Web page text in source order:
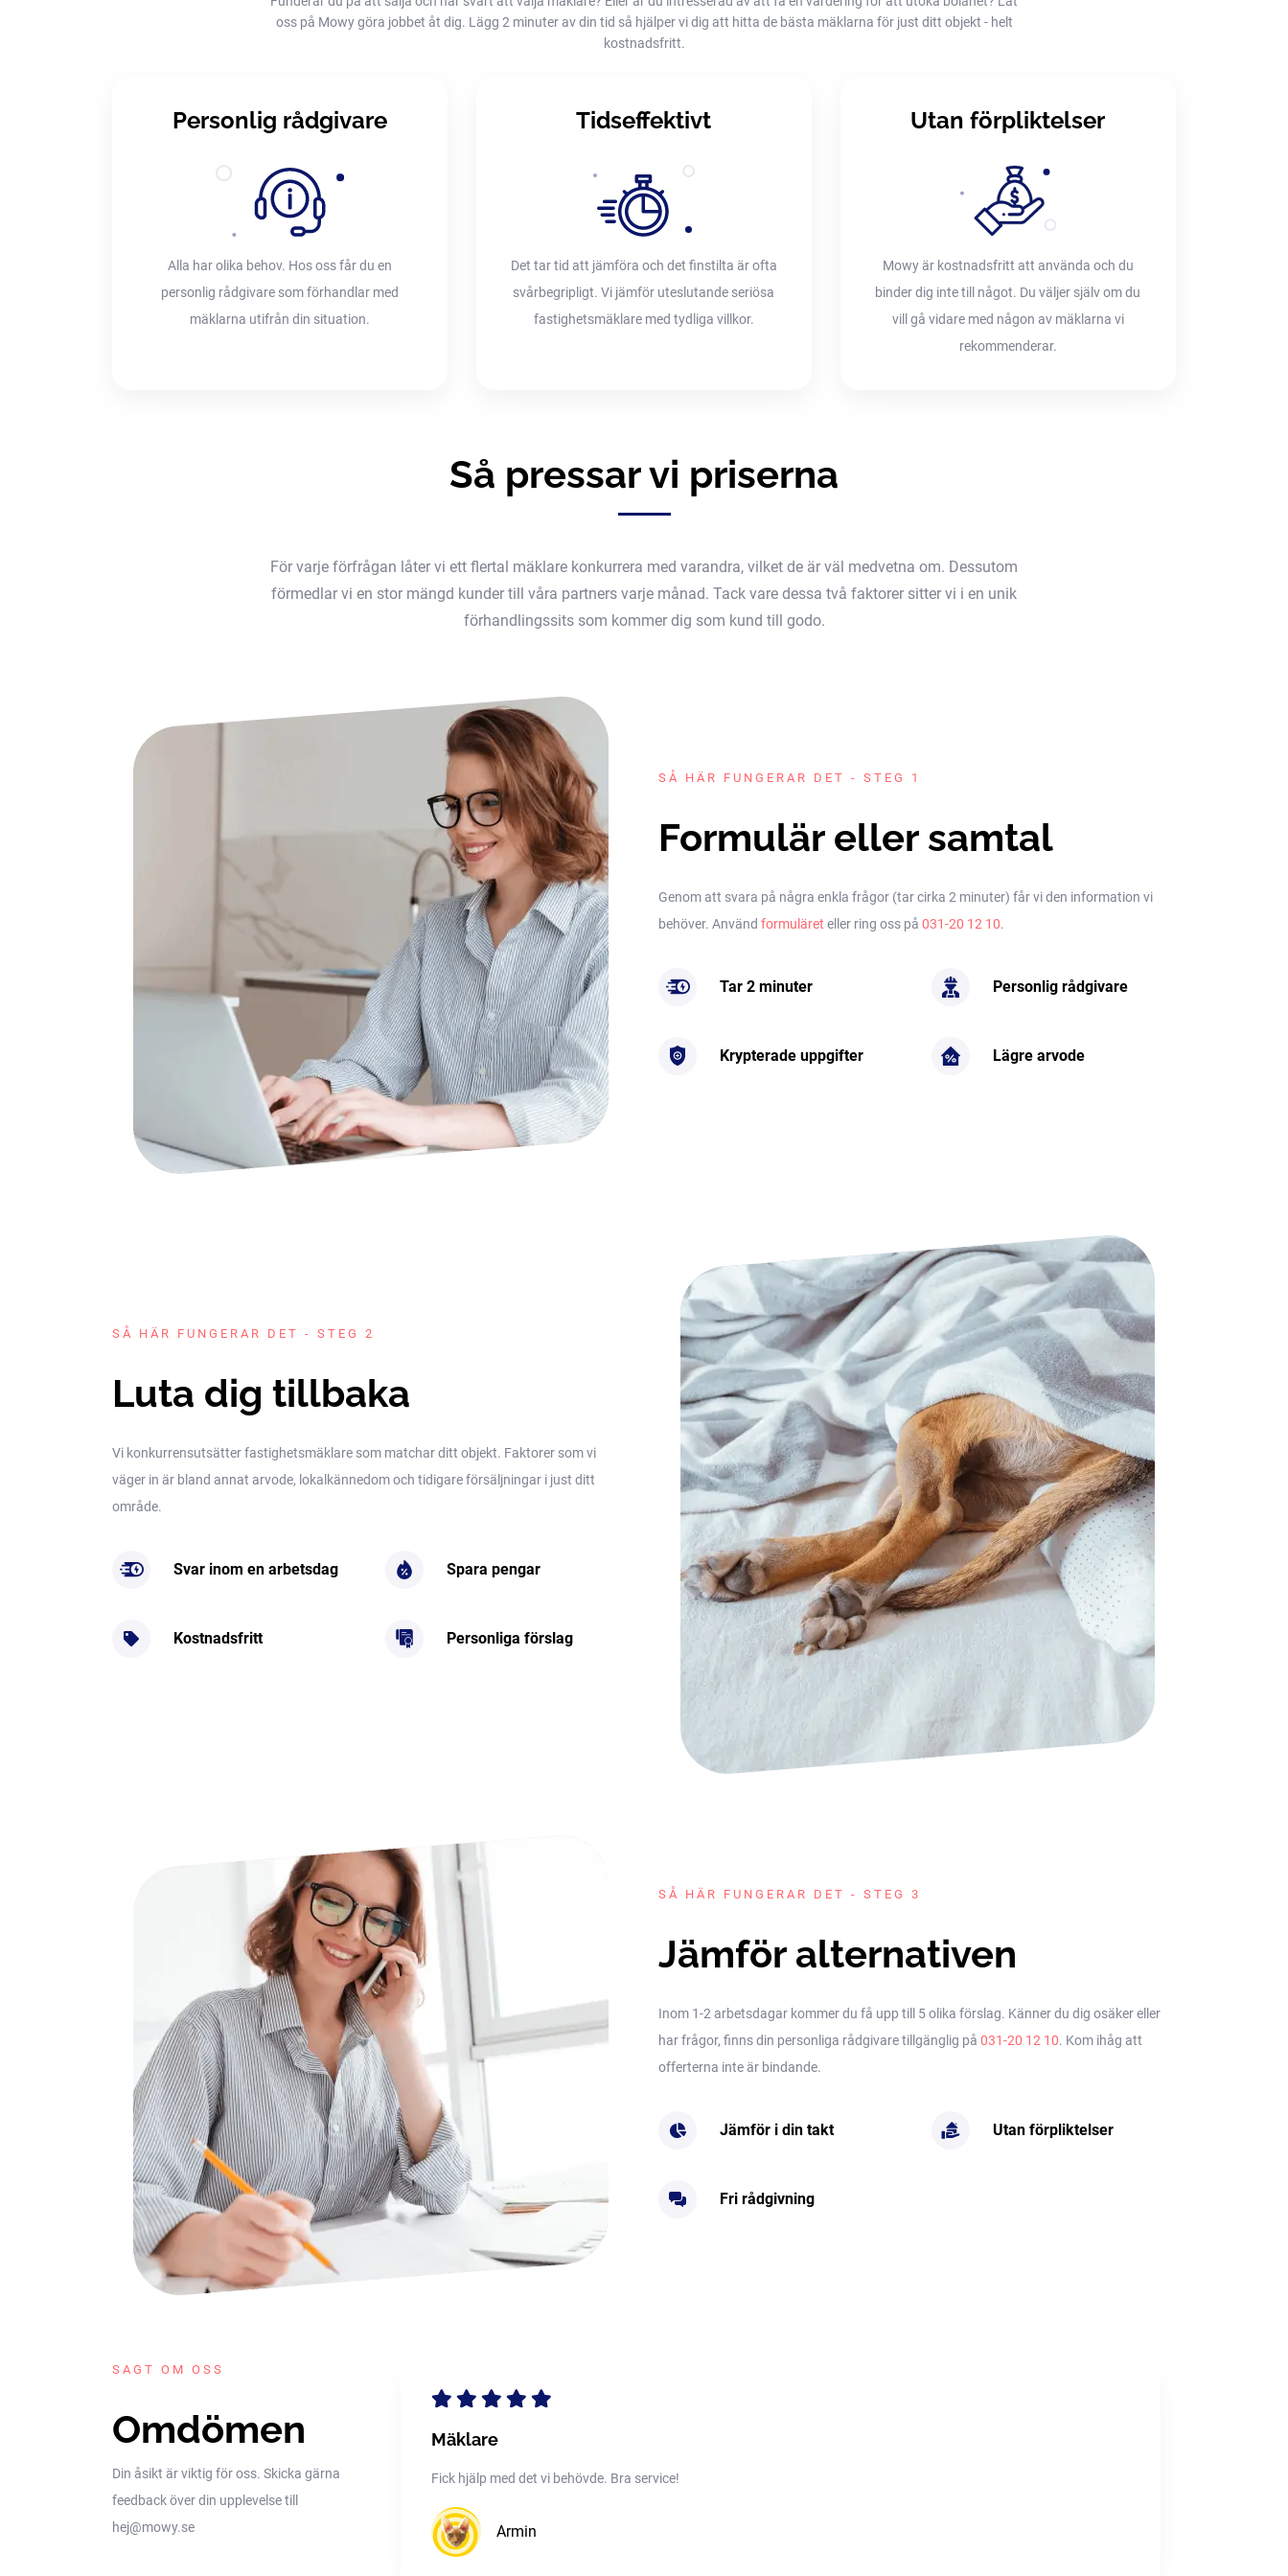
oss på Mowy göra jobbet åt dig. Lägg 2 minuter av din tid så hjälper vi dig att hitta de bästa mäklarna för just ditt objekt - helt
kostnadsfritt.
Personlig rådgivare
Alla har olika behov. Hos oss får du en
personlig rådgivare som förhandlar med
mäklarna utifrån din situation.
Tidseffektivt
Det tar tid att jämföra och det finstilta är ofta
svårbegripligt. Vi jämför uteslutande seriösa
fastighetsmäklare med tydliga villkor.
Utan förpliktelser
Mowy är kostnadsfritt att använda och du
binder dig inte till något. Du väljer själv om du
vill gå vidare med någon av mäklarna vi
rekommenderar.
Så pressar vi priserna
För varje förfrågan låter vi ett flertal mäklare konkurrera med varandra, vilket de är väl medvetna om. Dessutom
förmedlar vi en stor mängd kunder till våra partners varje månad. Tack vare dessa två faktorer sitter vi i en unik
förhandlingssits som kommer dig som kund till godo.
SÅ HÄR FUNGERAR DET - STEG 1
Formulär eller samtal
Genom att svara på några enkla frågor (tar cirka 2 minuter) får vi den information vi
behöver. Använd formuläret eller ring oss på 031-20 12 10.
Tar 2 minuter Personlig rådgivare
Krypterade uppgifter Lägre arvode
SÅ HÄR FUNGERAR DET - STEG 2
Luta dig tillbaka
Vi konkurrensutsätter fastighetsmäklare som matchar ditt objekt. Faktorer som vi
väger in är bland annat arvode, lokalkännedom och tidigare försäljningar i just ditt
område.
Svar inom en arbetsdag Spara pengar
Kostnadsfritt Personliga förslag
SÅ HÄR FUNGERAR DET - STEG 3
Jämför alternativen
Inom 1-2 arbetsdagar kommer du få upp till 5 olika förslag. Känner du dig osäker eller
har frågor, finns din personliga rådgivare tillgänglig på 031-20 12 10. Kom ihåg att
offerterna inte är bindande.
Jämför i din takt Utan förpliktelser
Fri rådgivning
SAGT OM OSS
Omdömen
Din åsikt är viktig för oss. Skicka gärna
feedback över din upplevelse till
hej@mowy.se
Mäklare
Fick hjälp med det vi behövde. Bra service!
Armin